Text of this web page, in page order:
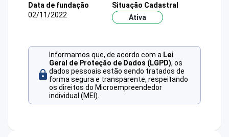
Data de fundação
02/11/2022
Situação Cadastral
Ativa
Informamos que, de acordo com a Lei
Geral de Proteção de Dados (LGPD), os
dados pessoais estão sendo tratados de
forma segura e transparente, respeitando
os direitos do Microempreendedor
individual (MEI).